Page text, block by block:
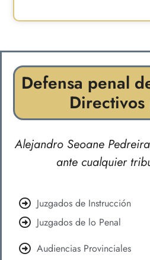
Defensa penal
Alejandro Seoane
ante cualquier
Juzgados de Instrucción
Juzgados de lo Penal
Audiencias Provinciales